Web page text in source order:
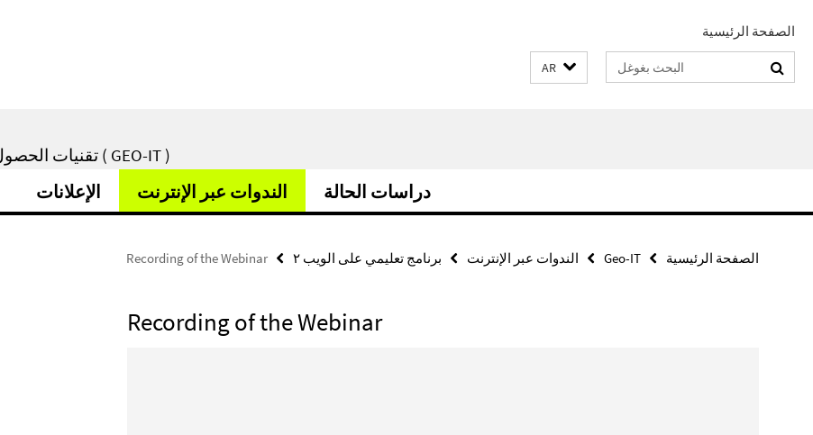
الصفحة الرئيسية
AR Suchbegriffe
تقنيات الحصول على البيانات من أجل التنمية المستدامة وإدارة الأزمات ( GEO-IT )
الإعلانات الندوات عبر الإنترنت دراسات الحالة
الصفحة الرئيسية Geo-IT الندوات عبر الإنترنت برنامج تعليمي على الويب ٢ Recording of the Webinar
Recording of the Webinar